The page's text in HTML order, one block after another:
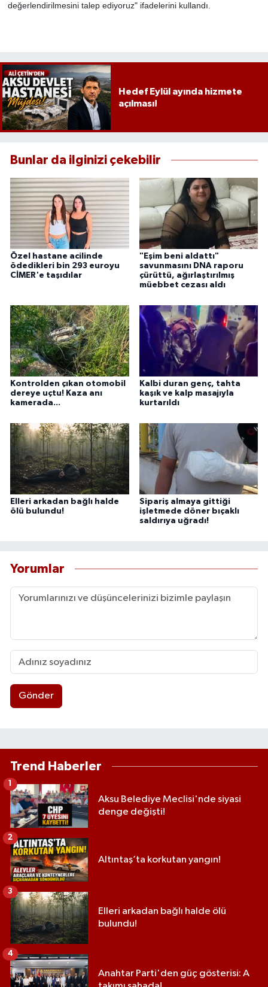
değerlendirilmesini talep ediyoruz" ifadelerini kullandı.
Hedef Eylül ayında hizmete
açılması!
Bunlar da ilginizi çekebilir
Özel hastane acilinde
ödedikleri bin 293 euroyu
CİMER'e taşıdılar
"Eşim beni aldattı"
savunmasını DNA raporu
çürüttü, ağırlaştırılmış
müebbet cezası aldı
Kontrolden çıkan otomobil
dereye uçtu! Kaza anı
kamerada...
Kalbi duran genç, tahta
kaşık ve kalp masajıyla
kurtarıldı
Elleri arkadan bağlı halde
ölü bulundu!
Sipariş almaya gittiği
işletmede döner bıçaklı
saldırıya uğradı!
Yorumlar
Gönder
Trend Haberler
Aksu Belediye Meclisi'nde siyasi
denge değişti!
1
Altıntaş’ta korkutan yangın!
2
Elleri arkadan bağlı halde ölü
bulundu!
3
Anahtar Parti'den güç gösterisi: A
4